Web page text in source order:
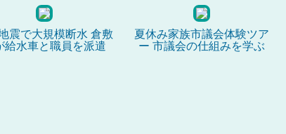
震で大規模断水 倉敷
給水車と職員を派遣
夏休み家族市議会体験ツア
ー 市議会の仕組みを学ぶ